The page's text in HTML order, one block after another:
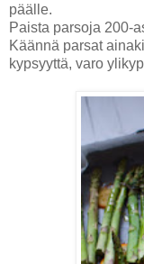
päälle.
Paista parsoja 200-
Käännä parsat
kypsyyttä, varo